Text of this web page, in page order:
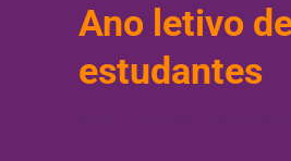
Ano letivo
estudantes